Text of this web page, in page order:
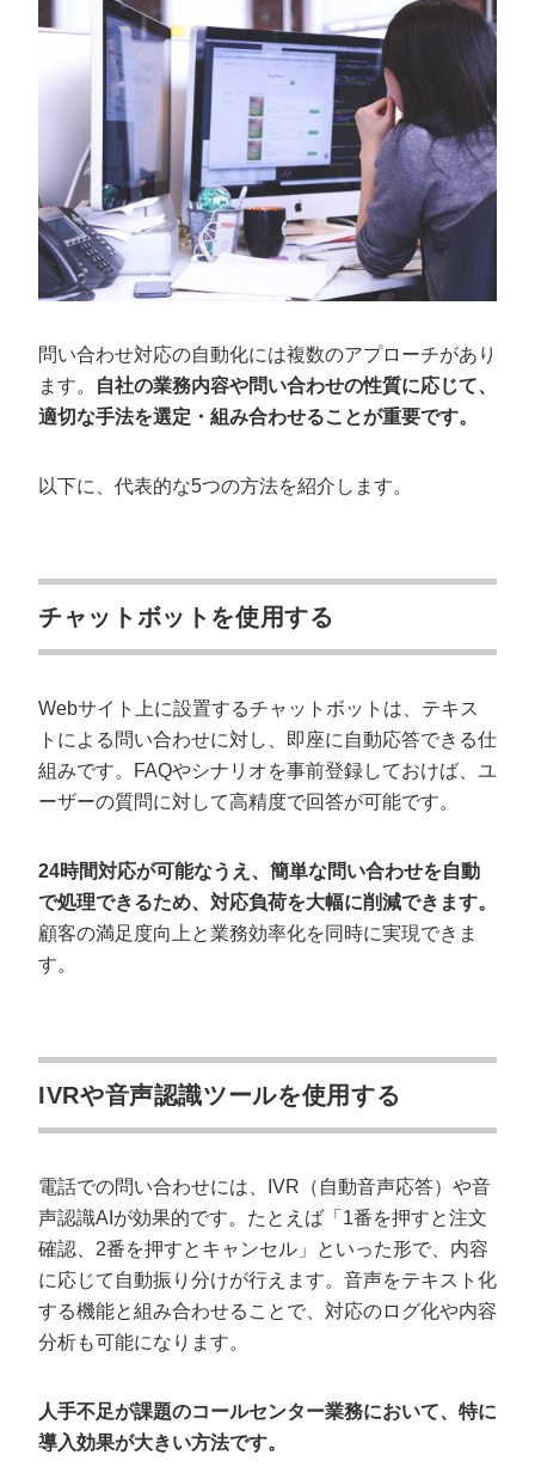
問い合わせ対応の自動化には複数のアプローチがあり
ます。
自社の業務内容や問い合わせの性質に応じて、
適切な手法を選定・組み合わせることが重要です。
以下に、代表的な5つの方法を紹介します。
チャットボットを使用する
Webサイト上に設置するチャットボットは、テキス
トによる問い合わせに対し、即座に自動応答できる仕
組みです。FAQやシナリオを事前登録しておけば、ユ
ーザーの質問に対して高精度で回答が可能です。
24時間対応が可能なうえ、簡単な問い合わせを自動
で処理できるため、対応負荷を大幅に削減できます。
顧客の満足度向上と業務効率化を同時に実現できま
す。
IVRや音声認識ツールを使用する
電話での問い合わせには、IVR（自動音声応答）や音
声認識AIが効果的です。たとえば「1番を押すと注文
確認、2番を押すとキャンセル」といった形で、内容
に応じて自動振り分けが行えます。音声をテキスト化
する機能と組み合わせることで、対応のログ化や内容
分析も可能になります。
人手不足が課題のコールセンター業務において、特に
導入効果が大きい方法です。